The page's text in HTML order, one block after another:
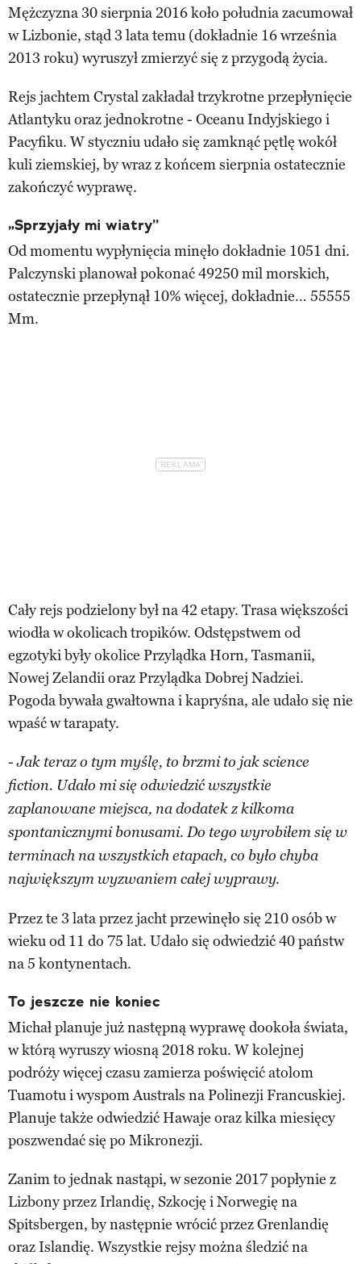
Mężczyzna 30 sierpnia 2016 koło południa zacumował
w Lizbonie, stąd 3 lata temu (dokładnie 16 września
2013 roku) wyruszył zmierzyć się z przygodą życia.
Rejs jachtem Crystal zakładał trzykrotne przepłynięcie
Atlantyku oraz jednokrotne - Oceanu Indyjskiego i
Pacyfiku. W styczniu udało się zamknąć pętlę wokół
kuli ziemskiej, by wraz z końcem sierpnia ostatecznie
zakończyć wyprawę.
„Sprzyjały mi wiatry”
Od momentu wypłynięcia minęło dokładnie 1051 dni.
Palczynski planował pokonać 49250 mil morskich,
ostatecznie przepłynął 10% więcej, dokładnie… 55555
Mm.
Cały rejs podzielony był na 42 etapy. Trasa większości
wiodła w okolicach tropików. Odstępstwem od
egzotyki były okolice Przylądka Horn, Tasmanii,
Nowej Zelandii oraz Przylądka Dobrej Nadziei.
Pogoda bywała gwałtowna i kapryśna, ale udało się nie
wpaść w tarapaty.
-Jak teraz o tym myślę, to brzmi to jak science
fiction. Udało mi się odwiedzić wszystkie
zaplanowane miejsca, na dodatek z kilkoma
spontanicznymi bonusami. Do tego wyrobiłem się w
terminach na wszystkich etapach, co było chyba
największym wyzwaniem całej wyprawy.
Przez te 3 lata przez jacht przewinęło się 210 osób w
wieku od 11 do 75 lat. Udało się odwiedzić 40 państw
na 5 kontynentach.
To jeszcze nie koniec
Michał planuje już następną wyprawę dookoła świata,
w którą wyruszy wiosną 2018 roku. W kolejnej
podróży więcej czasu zamierza poświęcić atolom
Tuamotu i wyspom Australs na Polinezji Francuskiej.
Planuje także odwiedzić Hawaje oraz kilka miesięcy
poszwendać się po Mikronezji.
Zanim to jednak nastąpi, w sezonie 2017 popłynie z
Lizbony przez Irlandię, Szkocję i Norwegię na
Spitsbergen, by następnie wrócić przez Grenlandię
oraz Islandię. Wszystkie rejsy można śledzić na